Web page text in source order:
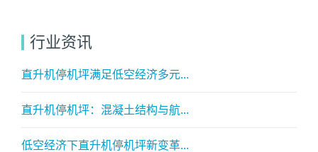
行业资讯
直升机停机坪满足低空经济多元...
直升机停机坪：混凝土结构与航...
低空经济下直升机停机坪新变革...